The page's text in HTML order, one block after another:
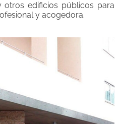
otros edificios públicos para
y acogedora.